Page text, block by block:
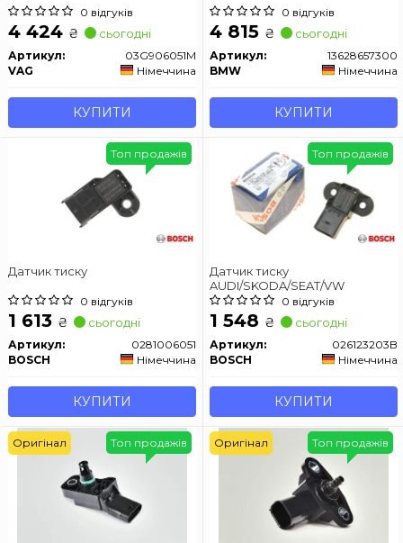
0 відгуків
4 424 ₴ сьогодні
Артикул:
03G906051M
VAG
Німеччина
КУПИТИ
0 відгуків
4 815 ₴ сьогодні
Артикул:
13628657300
BMW
Німеччина
КУПИТИ
Датчик тиску
0 відгуків
1 613 ₴ сьогодні
Артикул:
0281006051
BOSCH
Німеччина
КУПИТИ
Топ продажів
Датчик тиску
AUDI/SKODA/SEAT/VW
0 відгуків
1 548 ₴ сьогодні
Артикул:
026123203B
BOSCH
Німеччина
КУПИТИ
Топ продажів
Топ продажів
Оригінал Топ продажів
Оригінал